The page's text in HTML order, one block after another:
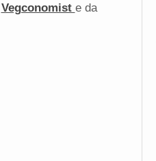
Vegconomist e da